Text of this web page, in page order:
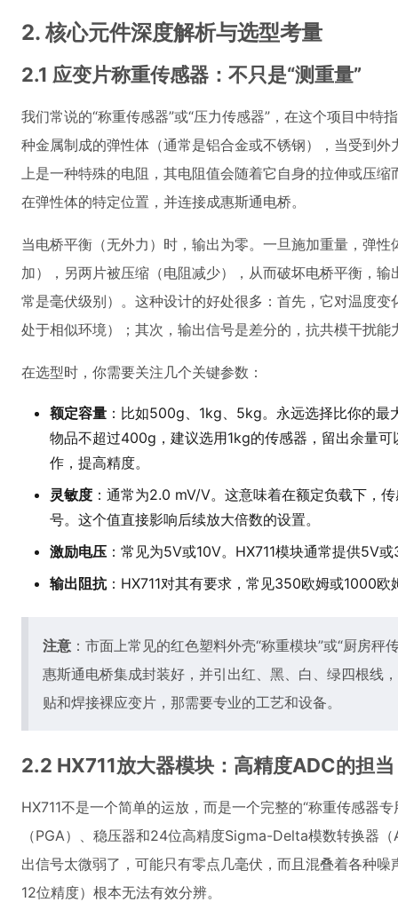
2. 核心元件深度解析与选型考量
2.1 应变片称重传感器：不只是“测重量”
我们常说的“称重传感器”或“压力传感器”，在这个项目中特
种金属制成的弹性体（通常是铝合金或不锈钢），当受到
上是一种特殊的电阻，其电阻值会随着它自身的拉伸或压
在弹性体的特定位置，并连接成惠斯通电桥。
当电桥平衡（无外力）时，输出为零。一旦施加重量，弹
加），另两片被压缩（电阻减少），从而破坏电桥平衡，
常是毫伏级别）。这种设计的好处很多：首先，它对温度
处于相似环境）；其次，输出信号是差分的，抗共模干扰
在选型时，你需要关注几个关键参数：
额定容量 ：比如500g、1kg、5kg。永远选择比你的
物品不超过400g，建议选用1kg的传感器，留出余量
作，提高精度。
灵敏度 ：通常为2.0 mV/V。这意味着在额定负载下，
号。这个值直接影响后续放大倍数的设置。
激励电压 ：常见为5V或10V。HX711模块通常提供5V
输出阻抗：HX711对其有要求，常见350欧姆或1000欧
注意 ：市面上常见的红色塑料外壳“称重模块”或“厨房
惠斯通电桥集成封装好，并引出红、黑、白、绿四根线
贴和焊接裸应变片，那需要专业的工艺和设备。
2.2 HX711放大器模块：高精度ADC的担当
HX711不是一个简单的运放，而是一个完整的“称重传感器
（PGA）、稳压器和24位高精度Sigma-Delta模数转换器
出信号太微弱了，可能只有零点几毫伏，而且混叠着各种
12位精度）根本无法有效分辨。